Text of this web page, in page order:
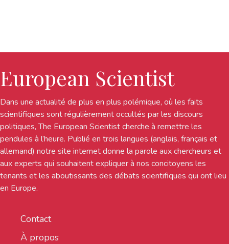
European Scientist
Dans une actualité de plus en plus polémique, où les faits
scientifiques sont régulièrement occultés par les discours
politiques, The European Scientist cherche à remettre les
pendules à l’heure. Publié en trois langues (anglais, français et
allemand) notre site internet donne la parole aux chercheurs et
aux experts qui souhaitent expliquer à nos concitoyens les
tenants et les aboutissants des débats scientifiques qui ont lieu
en Europe.
Contact
À propos